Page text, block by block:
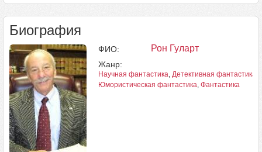
Биография
ФИО: Рон Гуларт
Жанр:
Научная фантастика, Детективная фантастика
Юмористическая фантастика, Фантастика